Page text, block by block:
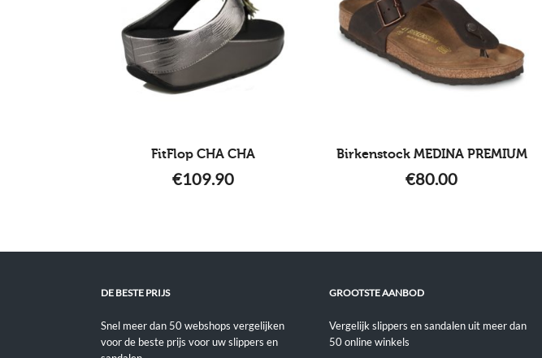
FitFlop CHA CHA
€109.90
Birkenstock MEDINA PREMIUM
€80.00
DE BESTE PRIJS
Snel meer dan 50 webshops vergelijken
voor de beste prijs voor uw slippers en
GROOTSTE AANBOD
Vergelijk slippers en sandalen uit meer dan
50 online winkels